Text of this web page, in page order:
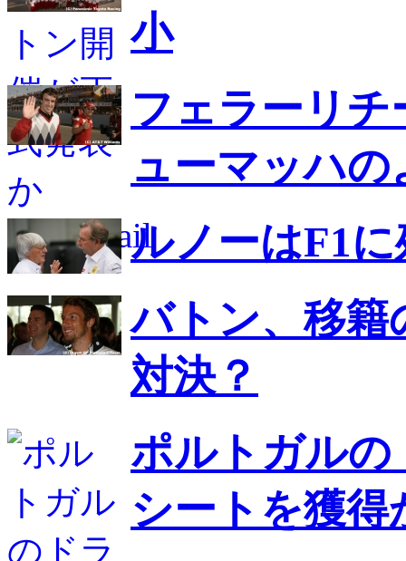
小
フェラーリ
ューマッハ
ルノーはF1
バトン、移籍
対決？
ポルトガル
シートを獲得